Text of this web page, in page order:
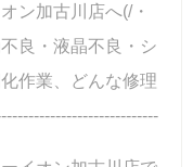
ン加古川店へ(/・
良・液晶不良・シ
作業、どんな修理